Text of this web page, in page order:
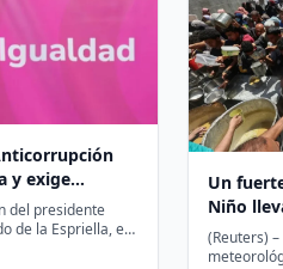
y exige
de
en Minigualdad
del presidente
de la Espriella, el
Un
Niño
de
aguda,
(Reuters)